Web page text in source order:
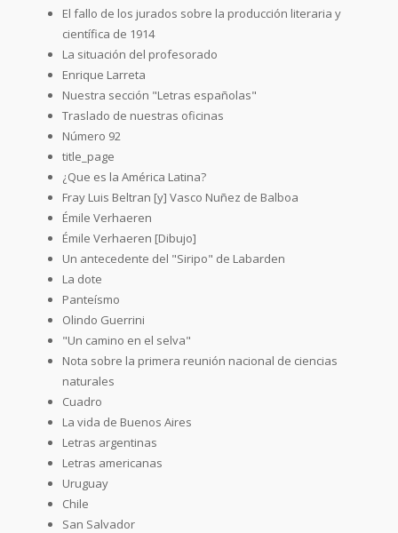
El fallo de los jurados sobre la producción literaria y
científica de 1914
La situación del profesorado
Enrique Larreta
Nuestra sección "Letras españolas"
Traslado de nuestras oficinas
Número 92
title_page
¿Que es la América Latina?
Fray Luis Beltran [y] Vasco Nuñez de Balboa
Émile Verhaeren
Émile Verhaeren [Dibujo]
Un antecedente del "Siripo" de Labarden
La dote
Panteísmo
Olindo Guerrini
"Un camino en el selva"
Nota sobre la primera reunión nacional de ciencias
naturales
Cuadro
La vida de Buenos Aires
Letras argentinas
Letras americanas
Uruguay
Chile
San Salvador